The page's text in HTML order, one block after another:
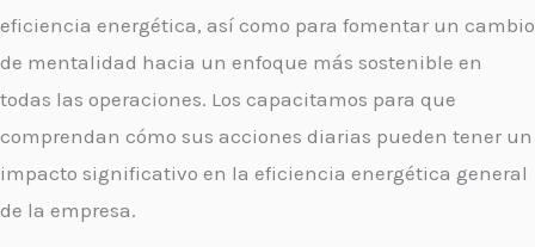
eficiencia energética, así como para fomentar un cambio
de mentalidad hacia un enfoque más sostenible en
todas las operaciones. Los capacitamos para que
comprendan cómo sus acciones diarias pueden tener un
impacto significativo en la eficiencia energética general
de la empresa.